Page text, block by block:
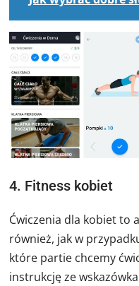
4. Fitness kobiet
Ćwiczenia dla kobiet to
również, jak w
które partie chcemy
instrukcję ze